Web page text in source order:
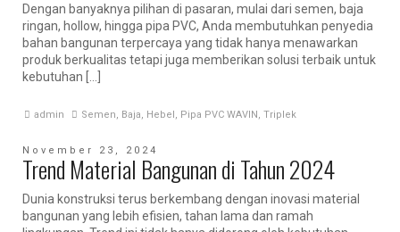
Dengan banyaknya pilihan di pasaran, mulai dari semen, baja
ringan, hollow, hingga pipa PVC, Anda membutuhkan penyedia
bahan bangunan terpercaya yang tidak hanya menawarkan
produk berkualitas tetapi juga memberikan solusi terbaik untuk
kebutuhan […]
admin Semen, Baja, Hebel, Pipa PVC WAVIN,Triplek
November 23, 2024
Trend Material Bangunan di Tahun 2024
Dunia konstruksi terus berkembang dengan inovasi material
bangunan yang lebih efisien, tahan lama dan ramah